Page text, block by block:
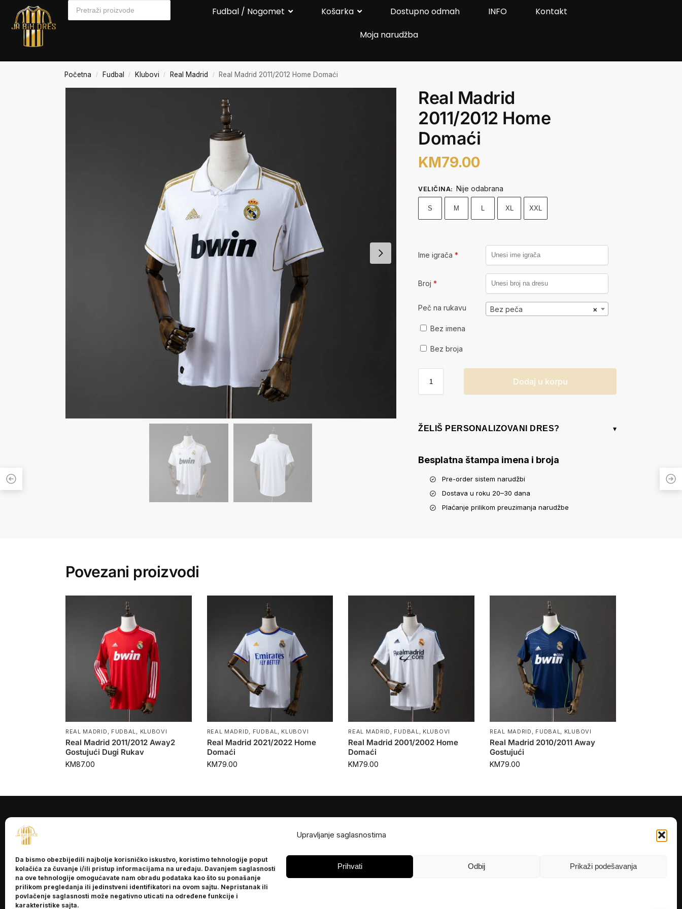
Upravljanje saglasnostima
Da bismo obezbijedili najbolje korisničko iskustvo, koristimo tehnologije poput
kolačića za čuvanje i/ili pristup informacijama na uređaju. Davanjem saglasnosti
na ove tehnologije omogućavate nam obradu podataka kao što su ponašanje
prilikom pregledanja ili jedinstveni identifikatori na ovom sajtu. Nepristanak ili
povlačenje saglasnosti može negativno uticati na određene funkcije i
karakteristike sajta.
Prihvati Odbij Prikaži podešavanja
Fudbal / Nogomet Košarka Dostupno odmah INFO
Kontakt
Moja narudžba
Početna / Fudbal / Klubovi / Real Madrid / Real Madrid 2011/2012 Home Domaći
Real Madrid
2011/2012 Home
Domaći
KM79.00
VELIČINA: Nije odabrana
S M L XL XXL
Ime igrača*
Broj*
Peč na rukavu ×
Bez peča
Bez imena
Bez broja
Dodaj u korpu
ŽELIŠ PERSONALIZOVANI DRES? ▾
Besplatna štampa imena i broja
Pre-order sistem narudžbi
Dostava u roku 20–30 dana
Plaćanje prilikom preuzimanja narudžbe
Povezani proizvodi
REAL MADRID FUDBAL KLUBOVI
Real Madrid 2011/2012 Away2
Gostujući Dugi Rukav
KM87.00
REAL MADRID FUDBAL KLUBOVI
Real Madrid 2021/2022 Home
Domaći
KM79.00
REAL MADRID FUDBAL KLUBOVI
Real Madrid 2001/2002 Home
Domaći
KM79.00
REAL MADRID FUDBAL KLUBOVI
Real Madrid 2010/2011 Away
Gostujući
KM79.00
Kontakt
POMOĆ
Politika privatnosti